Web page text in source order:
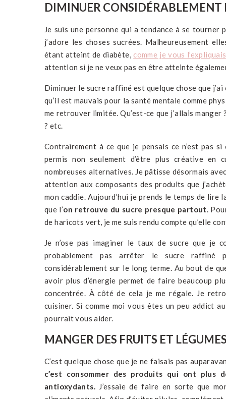
DIMINUER CONSIDÉRABLEMENT
Je suis une personne qui a tendance à se tourner
j’adore les choses sucrées. Malheureusement
étant atteint de diabète, comme je vous
attention si je ne veux pas en être atteinte
Diminuer le sucre raffiné est quelque chose que
qu’il est mauvais pour la santé mentale comme
me retrouver limitée. Qu’est-ce que j’allais
? etc.
Contrairement à ce que je pensais ce n’est pas
permis non seulement d’être plus créative en
nombreuses alternatives. Je pâtisse désormais
attention aux composants des produits que
mon caddie. Aujourd’hui je prends le temps de
que l’on retrouve du sucre presque partout.
de haricots vert, je me suis rendu compte qu’elle
Je n’ose pas imaginer le taux de sucre que je
probablement pas arrêter le sucre raffiné
considérablement sur le long terme. Au bout de
avoir plus d’énergie permet de faire beaucoup
concentrée. À côté de cela je me régale. Je
cuisiner. Si comme moi vous êtes un peu addict
pourrait vous aider.
MANGER DES FRUITS ET
C’est quelque chose que je ne faisais pas
c’est consommer des produits qui ont
antioxydants.J’essaie de faire en sorte que